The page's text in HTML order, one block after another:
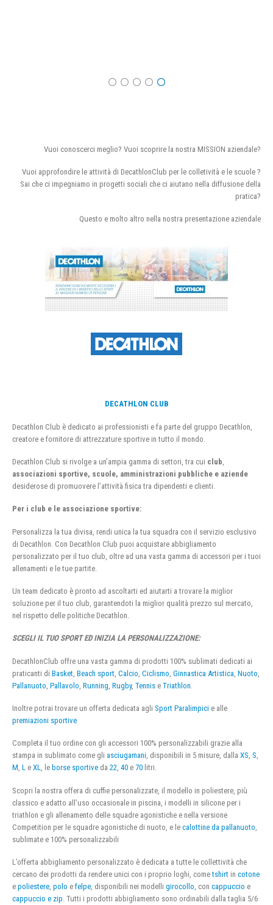
Vuoi conoscerci meglio? Vuoi scoprire la nostra MISSION aziendale?
Vuoi approfondire le attività di DecathlonClub per le colletività e le scuole ?
Sai che ci impegniamo in progetti sociali che ci aiutano nella diffusione della
pratica?
Questo e molto altro nella nostra presentazione aziendale
DECATHLON CLUB
Decathlon Club è dedicato ai professionisti e fa parte del gruppo Decathlon,
creatore e fornitore di attrezzature sportive in tutto il mondo.
Decathlon Club si rivolge a un’ampia gamma di settori, tra cui club
associazioni sportive, scuole, amministrazioni pubbliche e aziende
desiderose di promuovere l’attività fisica tra dipendenti e clienti.
Per i club e le associazione sportive:
Personalizza la tua divisa, rendi unica la tua squadra con il servizio esclusivo
di Decathlon. Con Decathlon Club puoi acquistare abbigliamento
personalizzato per il tuo club, oltre ad una vasta gamma di accessori per i tuoi
allenamenti e le tue partite.
Un team dedicato è pronto ad ascoltarti ed aiutarti a trovare la miglior
soluzione per il tuo club, garantendoti la miglior qualità prezzo sul mercato,
nel rispetto delle politiche Decathlon.
SCEGLI IL TUO SPORT ED INIZIA LA PERSONALIZZAZIONE:
DecathlonClub offre una vasta gamma di prodotti 100% sublimati dedicati ai
praticanti di Basket Beach sport Calcio Ciclismo Ginnastica Artistica Nuoto
Pallanuoto Pallavolo Running Rugby, Tennis e Triathlon
Inoltre potrai trovare un offerta dedicata agli Sport Paralimpici e alle
premiazioni sportive
Completa il tuo ordine con gli accessori 100% personalizzabili grazie alla
stampa in sublimato come gli asciugamani, disponibili in 5 misure, dalla XS, S,
M, L e XL, le borse sportive da 22, 40 e 70 litri.
Scopri la nostra offera di cuffie personalizzate, il modello in poliestere, più
classico e adatto all’uso occasionale in piscina, i modelli in silicone per i
triathlon e gli allenamento delle squadre agonistiche e nella versione
Competition per le squadre agonistiche di nuoto, e le calottine da pallanuoto
sublimate e 100% personalizzabili
L’offerta abbigliamento personalizzato è dedicata a tutte le collettività che
cercano dei prodotti da rendere unici con i proprio loghi, cometshirt in cotone
e poliestere polo e felpe , disponibili nei modelli girocollo , con cappuccio e
cappuccio e zip . Tutti i prodotti abbigliamento sono ordinabili dalla taglia 5/6